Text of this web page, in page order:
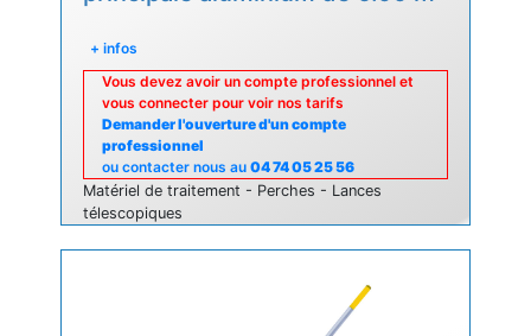
+ infos
Vous devez avoir un compte professionnel et
vous connecter pour voir nos tarifs
Demander l'ouverture d'un compte
professionnel
ou contacter nous au 04 74 05 25 56
Matériel de traitement - Perches - Lances
télescopiques